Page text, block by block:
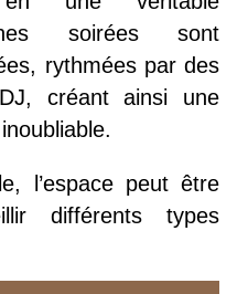
soirées sont
rythmées par des
créant ainsi une
l’espace peut être
différents types